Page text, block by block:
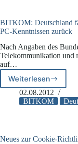
BITKOM: Deutschland
PC-Kenntnissen zurück
Nach Angaben des
Telekommunikation
auf…
Weiterlesen
BITKOM:
Deutschland
fällt
bei
02.08.2012
BITKOM
Neues zur Cookie-